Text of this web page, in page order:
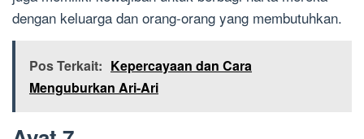
dengan keluarga dan orang-orang yang membutuhkan.
Pos Terkait: Kepercayaan dan Cara
Menguburkan Ari-Ari